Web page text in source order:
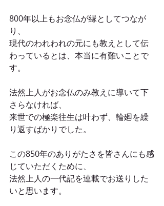
800年以上もお念仏が縁としてつなが
り、
現代のわれわれの元にも教えとして伝
わっているとは、本当に有難いことで
す。
法然上人がお念仏のみ教えに導いて下
さらなければ、
来世での極楽往生は叶わず、輪廻を繰
り返すばかりでした。
この850年のありがたさを皆さんにも感
じていただくために、
法然上人の一代記を連載でお送りした
いと思います。